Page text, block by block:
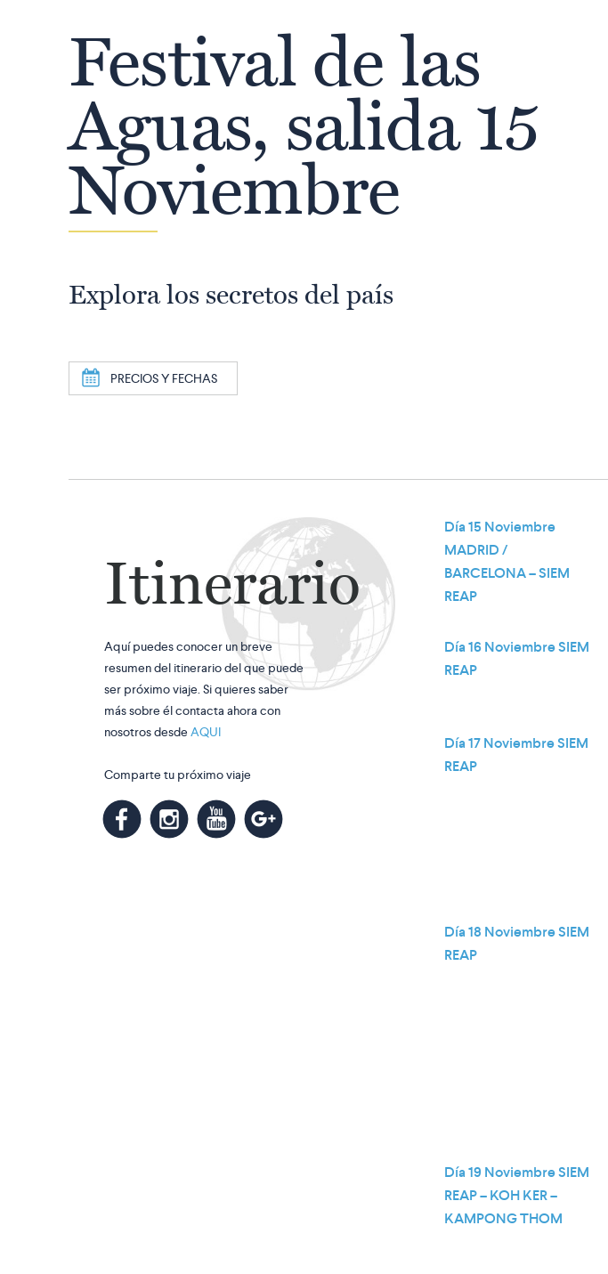
Festival de las
Aguas, salida 15
Noviembre
Explora los secretos del país
a PRECIOS Y FECHAS
Itinerario
Aquí puedes conocer un breve
resumen del itinerario del que puede
ser próximo viaje. Si quieres saber
más sobre él contacta ahora con
nosotros desde AQUI
Comparte tu próximo viaje
mknl
Día 15 Noviembre
MADRID /
BARCELONA – SIEM
REAP
Día 16 Noviembre SIEM
REAP
Día 17 Noviembre SIEM
REAP
Día 18 Noviembre SIEM
REAP
Día 19 Noviembre SIEM
REAP – KOH KER –
KAMPONG THOM